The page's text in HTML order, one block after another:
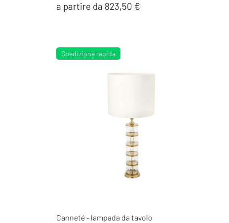
a partire da 823,50 €
Spedizione rapida
Canneté - lampada da tavolo